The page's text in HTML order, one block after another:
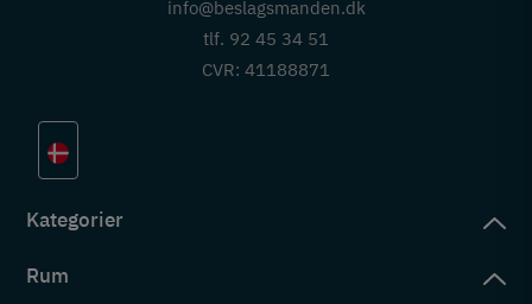
info@beslagsmanden.dk
tlf. 92 45 34 51
CVR: 41188871
Kategorier
Rum